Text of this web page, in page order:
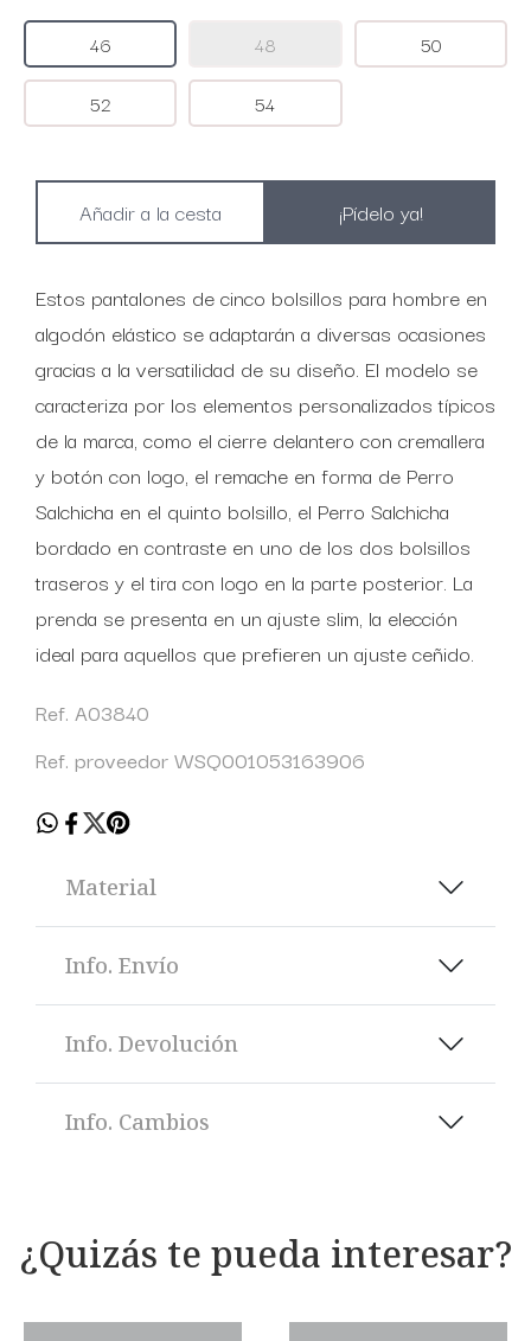
46 48 50
52 54
¡Pídelo ya!
Estos pantalones de cinco bolsillos para hombre en
algodón elástico se adaptarán a diversas ocasiones
gracias a la versatilidad de su diseño. El modelo se
caracteriza por los elementos personalizados típicos
de la marca, como el cierre delantero con cremallera
y botón con logo, el remache en forma de Perro
Salchicha en el quinto bolsillo, el Perro Salchicha
bordado en contraste en uno de los dos bolsillos
traseros y el tira con logo en la parte posterior. La
prenda se presenta en un ajuste slim, la elección
ideal para aquellos que prefieren un ajuste ceñido.
Ref. A03840
Ref. proveedor WSQ001053163906
Material
Info. Envío
Info. Devolución
Info. Cambios
¿Quizás te pueda interesar?